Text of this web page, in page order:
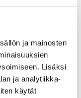
ja mainosten
Lisäksi
ja analytiikka-
käytät
läpäiseekö tuote